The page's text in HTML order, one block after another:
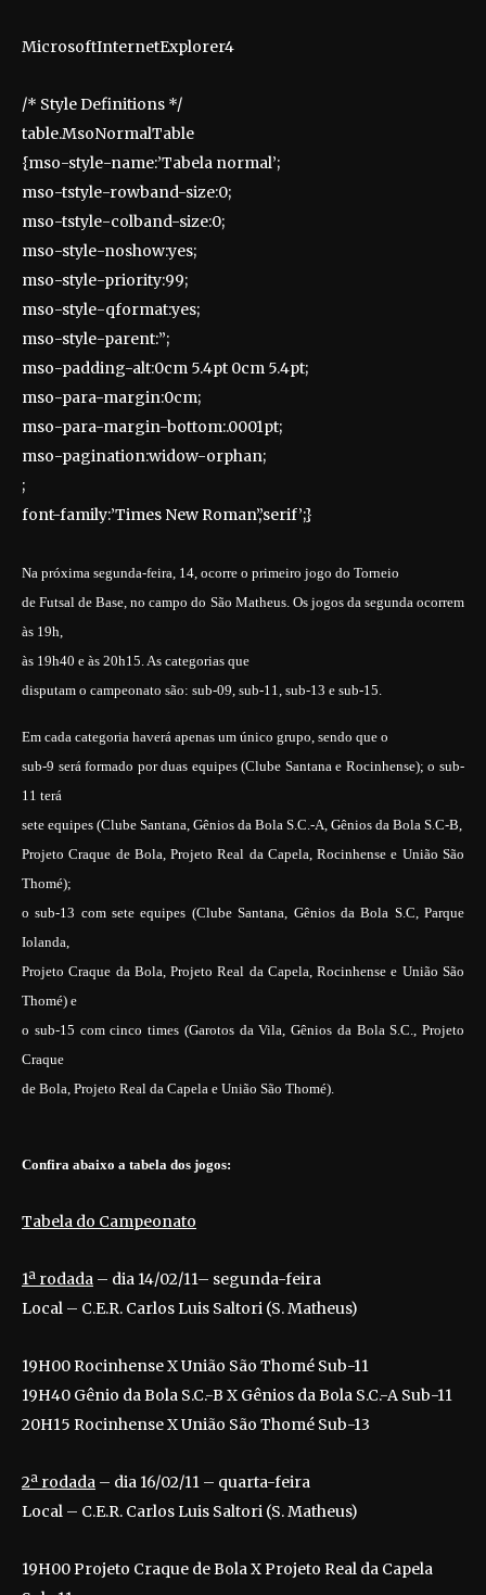
MicrosoftInternetExplorer4
/* Style Definitions */
table.MsoNormalTable
{mso-style-name:’Tabela normal’;
mso-tstyle-rowband-size:0;
mso-tstyle-colband-size:0;
mso-style-noshow:yes;
mso-style-priority:99;
mso-style-qformat:yes;
mso-style-parent:”;
mso-padding-alt:0cm 5.4pt 0cm 5.4pt;
mso-para-margin:0cm;
mso-para-margin-bottom:.0001pt;
mso-pagination:widow-orphan;
;
font-family:’Times New Roman’,’serif’;}
Na próxima segunda-feira, 14, ocorre o primeiro jogo do Torneio
de Futsal de Base, no campo do São Matheus. Os jogos da segunda ocorrem
às 19h,
às 19h40 e às 20h15.As categorias que
disputam o campeonato são: sub-09, sub-11, sub-13 e sub-15.
Em cada categoria haverá apenas um único grupo, sendo que o
sub-9 será formado por duas equipes (Clube Santana e Rocinhense); o sub-
11 terá
sete equipes (Clube Santana, Gênios da Bola S.C.-A, Gênios da Bola S.C-B,
Projeto Craque de Bola, Projeto Real da Capela, Rocinhense e União São
Thomé);
o sub-13 com sete equipes (Clube Santana, Gênios da Bola S.C, Parque
Iolanda,
Projeto Craque da Bola, Projeto Real da Capela, Rocinhense e União São
Thomé) e
o sub-15 com cinco times (Garotos da Vila, Gênios da Bola S.C., Projeto
Craque
de Bola, Projeto Real da Capela e União São Thomé).
Confira abaixo a tabela dos jogos:
Tabela do Campeonato
1ª rodada – dia 14/02/11– segunda-feira
Local – C.E.R. Carlos Luis Saltori (S. Matheus)
19H00 Rocinhense X União São Thomé Sub-11
19H40 Gênio da Bola S.C.-B X Gênios da Bola S.C.-A Sub-11
20H15 Rocinhense X União São Thomé Sub-13
2ª rodada – dia 16/02/11 – quarta-feira
Local – C.E.R. Carlos Luis Saltori (S. Matheus)
19H00 Projeto Craque de Bola X Projeto Real da Capela